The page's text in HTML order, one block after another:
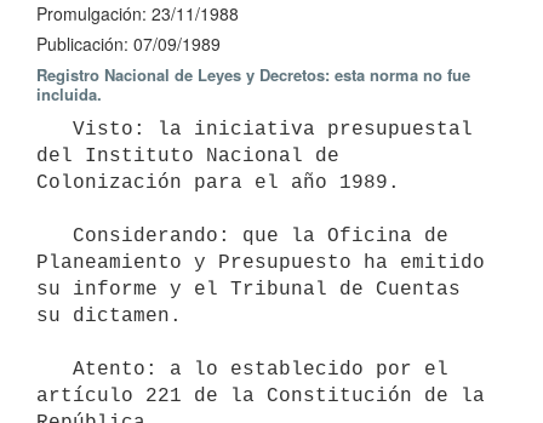
Promulgación: 23/11/1988
Publicación: 07/09/1989
Registro Nacional de Leyes y Decretos: esta norma no fue
incluida.
del Instituto Nacional de
Colonización para el año 1989.
Planeamiento y Presupuesto ha emitido
su informe y el Tribunal de Cuentas
su dictamen.
artículo 221 de la Constitución de la